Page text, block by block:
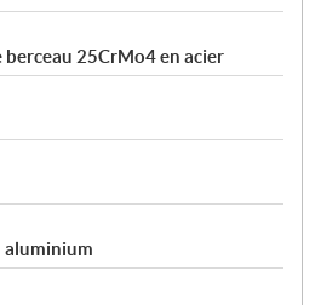
25CrMo4 en acier
aluminium